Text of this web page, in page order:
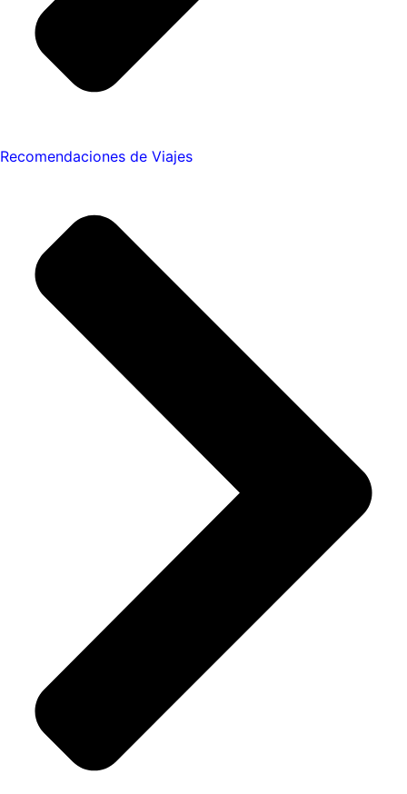
Recomendaciones de Viajes